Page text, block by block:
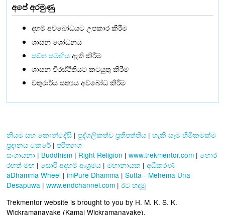
අපේ අරමුණු
දහම් අවබෝධයට උපකාර කිරීම
ශාසන ශෝධනය
සඞ්‌ඝ සමඟියඇති කිරීම
ශාසන චිරස්ථිතියට කටයුතු කිරීම
චතුරාර්ය සත්‍යය අවබෝධ කිරීම
නියම සහ කොන්දේසි | පුද්ගලිකත්ව ප්‍රතිපත්තිය | හැකි සෑම හිමිකමක්ම
ප්‍රදානය කෙරේ | පරිත්‍යාග
සංගායනා | Buddhism | Right Religion | www.trekmentor.com | හොර
රහත් මඟ | සොරි අදහම් ආශ්‍රමය | මහානායක | අධිකරණ
aDhamma Wheel | imPure Dhamma | Sutta - Mehema Una
Desapuwa | www.endchannel.com | රට හදමු
Trekmentor website is brought to you by H. M. K. S. K.
Wickramanayake (Kamal Wickramanayake).